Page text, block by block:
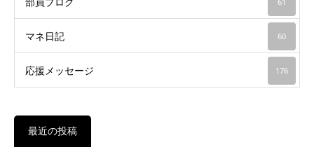
マネ日記 60
応援メッセージ 176
最近の投稿